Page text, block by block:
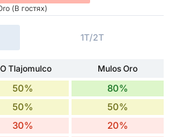
(В гостях)
1Т/2Т
Tlajomulco
Mulos Oro
50% 80%
50% 50%
30% 20%